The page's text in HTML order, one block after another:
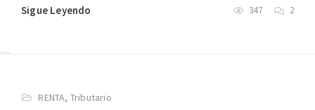
Sigue Leyendo 347 2
RENTA, Tributario